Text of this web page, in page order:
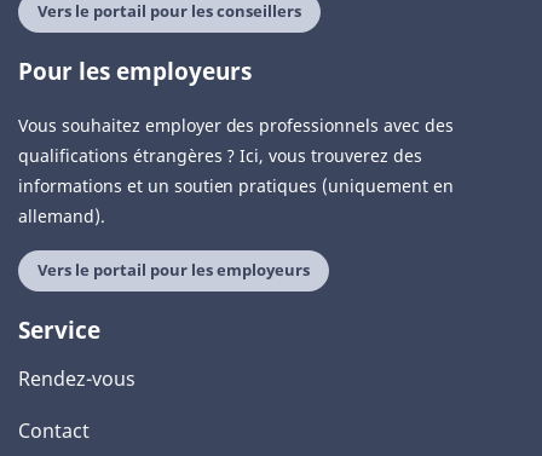
Vers le portail pour les conseillers
Pour les employeurs
Vous souhaitez employer des professionnels avec des
qualifications étrangères ? Ici, vous trouverez des
informations et un soutien pratiques (uniquement en
allemand).
Vers le portail pour les employeurs
Service
Rendez-vous
Contact